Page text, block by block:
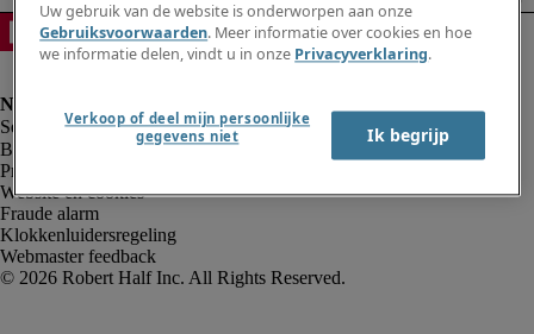
Bedrijfsinformatie
Privacyverklaring
Website en cookies
Fraude alarm
Klokkenluidersregeling
Webmaster feedback
Uw gebruik van de website is onderworpen aan onze
Gebruiksvoorwaarden. Meer informatie over cookies en hoe
we informatie delen, vindt u in onze Privacyverklaring.
Verkoop of deel mijn persoonlijke
gegevens niet
Ik begrijp